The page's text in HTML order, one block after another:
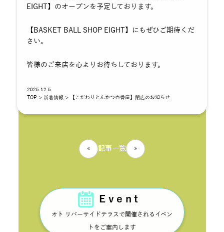
EIGHT】のオープンを予定しております。
【BASKET BALL SHOP EIGHT】にもぜひご期待くだ
さい。
皆様のご来店を心よりお待ちしております。
2025.12.5
TOP > 新着情報 > 【こだわりとんかつ壱番屋】閉店のお知らせ
« 記事一覧 »
Event
オト リバーサイドテラスで開催されるイベン
トをご案内します